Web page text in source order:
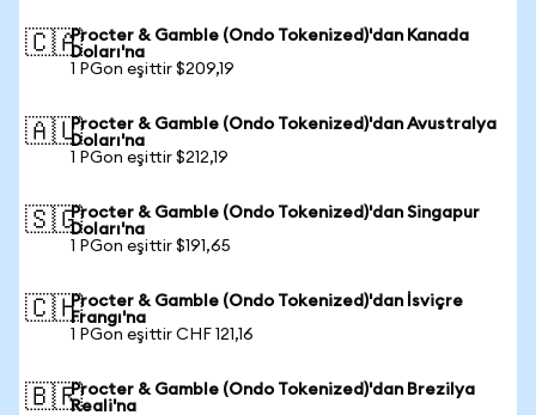
🇨🇦Procter & Gamble (Ondo Tokenized)'dan Kanada
Doları'na
1 PGon eşittir $209,19
🇦🇺Procter & Gamble (Ondo Tokenized)'dan Avustralya
Doları'na
1 PGon eşittir $212,19
🇸🇬Procter & Gamble (Ondo Tokenized)'dan Singapur
Doları'na
1 PGon eşittir $191,65
🇨🇭Procter & Gamble (Ondo Tokenized)'dan İsviçre
Frangı'na
1 PGon eşittir CHF 121,16
🇧🇷Procter & Gamble (Ondo Tokenized)'dan Brezilya
Reali'na